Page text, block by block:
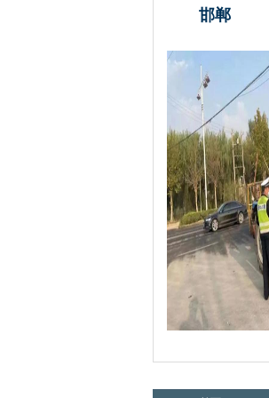
邯郸